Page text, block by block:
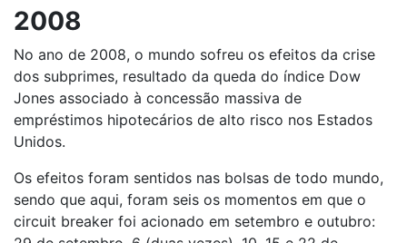
2008
No ano de 2008, o mundo sofreu os efeitos da crise
dos subprimes, resultado da queda do índice Dow
Jones associado à concessão massiva de
empréstimos hipotecários de alto risco nos Estados
Unidos.
Os efeitos foram sentidos nas bolsas de todo mundo,
sendo que aqui, foram seis os momentos em que o
circuit breaker foi acionado em setembro e outubro: